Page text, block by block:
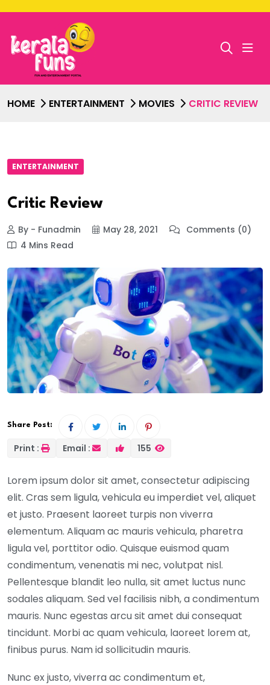
HOME ENTERTAINMENT MOVIES CRITIC REVIEW
ENTERTAINMENT
Critic Review
By - Funadmin May 28, 2021
Comments (0)
4 Mins Read
Share Post:
Print : Email : 155
Lorem ipsum dolor sit amet, consectetur adipiscing
elit. Cras sem ligula, vehicula eu imperdiet vel, aliquet
et justo. Praesent laoreet turpis non viverra
elementum. Aliquam ac mauris vehicula, pharetra
ligula vel, porttitor odio. Quisque euismod quam
condimentum, venenatis mi nec, volutpat nisl.
Pellentesque blandit leo nulla, sit amet luctus nunc
sodales aliquam. Sed vel facilisis nibh, a condimentum
mauris. Nunc egestas arcu sit amet dui consequat
tincidunt. Morbi ac quam vehicula, laoreet lorem at,
finibus purus. Nam id sollicitudin mauris.
Nunc ex justo, viverra ac condimentum et,